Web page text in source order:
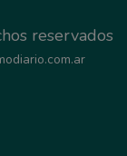
reservados